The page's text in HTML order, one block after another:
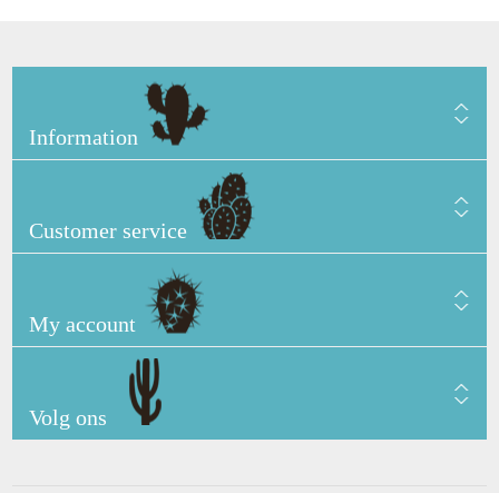
Information
Customer service
My account
Volg ons